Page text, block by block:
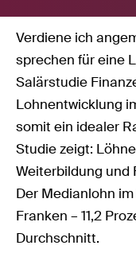
Verdiene ich
sprechen für eine
Salärstudie
Lohnentwicklung
somit ein idealer
Studie zeigt:
Weiterbildung und
Der Medianlohn
Franken – 11,2
Durchschnitt.